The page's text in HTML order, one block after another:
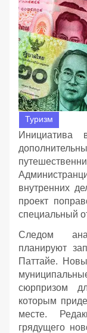
Туризм
Инициатива
внутренних
проект
специальный
Следом
планируют
Паттайе.
сюрпризом
которым
месте.
грядущего